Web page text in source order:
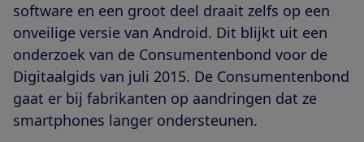
software en een groot deel draait zelfs op een
onveilige versie van Android. Dit blijkt uit een
onderzoek van de Consumentenbond voor de
Digitaalgids van juli 2015. De Consumentenbond
gaat er bij fabrikanten op aandringen dat ze
smartphones langer ondersteunen.